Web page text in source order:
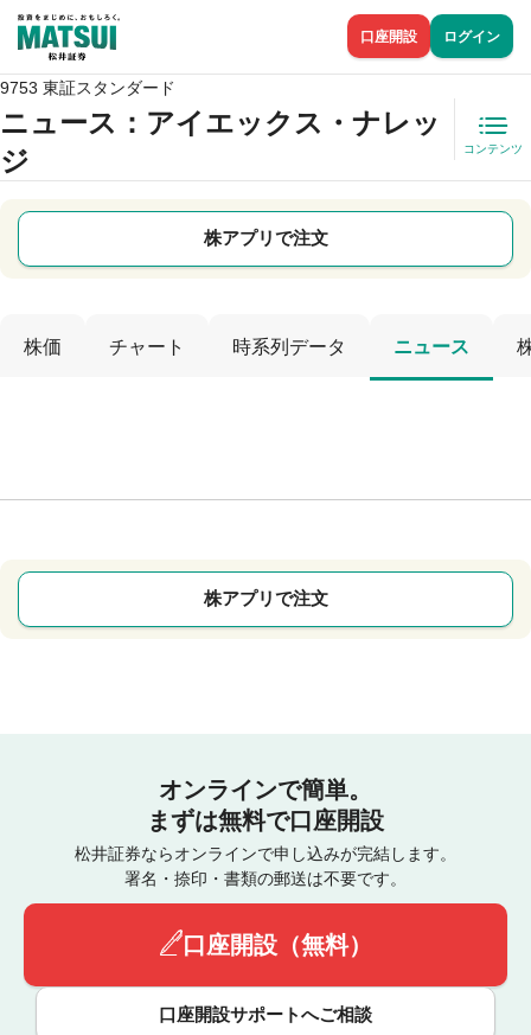
口座開設 ログイン
9753 東証スタンダード
ニュース ：アイエックス・ナレッ
ジ
コンテンツ
株アプリで注文
株価 チャート 時系列データ ニュース
株アプリで注文
オンラインで簡単。
まずは無料で口座開設
松井証券ならオンラインで申し込みが完結します。
署名・捺印・書類の郵送は不要です。
口座開設（無料）
口座開設サポートへご相談